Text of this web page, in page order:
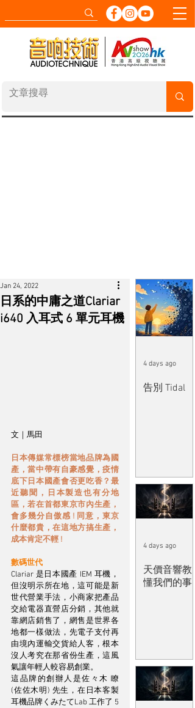
日系的中庸之道Clariar
i640 入耳式 6 單元耳機
Jan 24, 2022
文｜馬田
日本傳媒常標榜當地品牌為國
產，當中帶有自豪感覺，疫情
底下日本國產會否更吃香？最
近聽聞，日本製造也有分地
區，若在首都東京市內生產，
會多幾分自傲感 ! 同意，東京
什麼都貴，在這地方搞生產，
成本肯定不輕 !
數碼世代
Clariar 是日本國產 IEM 耳機，
但沒明示所在地，這可能是新
世代營業手法，小商家把產品
交給電器直營店分銷，其他就
靠網店銷售了，網售是世界各
地都一樣做法，先電子支付再
由境內運輸交貨給人客，根本
沒人考究在那省份生產，這風
氣讓年輕人較容易創業。
這品牌的創辦人是佐々木 瞭
(佐佐木明) 先生，在日本客製
耳機品牌くみたてLab 工作了 5
告別 Tidal
4 days ago
天價音響教
懂我們的事
4 days ago